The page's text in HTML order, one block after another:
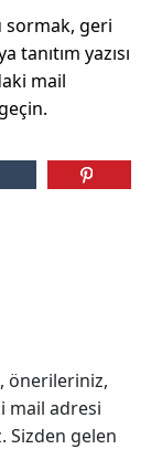
sormak, geri
yazısı
mail
önerileriniz,
mail adresi
Sizden gelen